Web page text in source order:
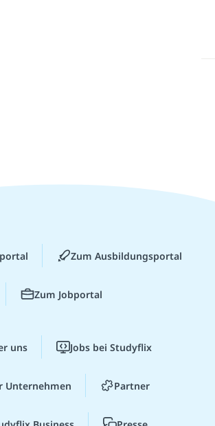
Zum Ausbildungsportal
Zum Jobportal
uns Jobs bei Studyflix
Unternehmen Partner